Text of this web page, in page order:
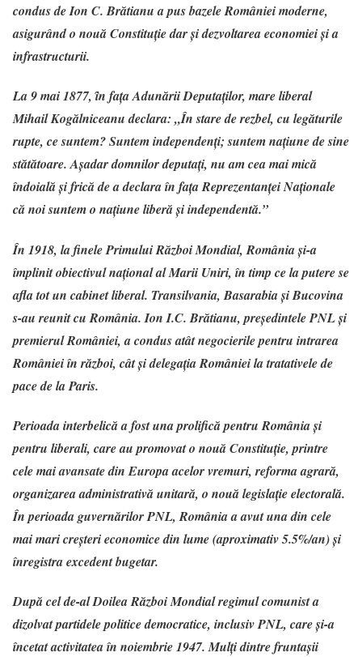
condus de Ion C. Brătianu a pus bazele României moderne,
asigurând o nouă Constituție dar și dezvoltarea economiei și a
infrastructurii.
La 9 mai 1877, ȋn faţa Adunării Deputaţilor, mare liberal
Mihail Kogălniceanu declara: „În stare de rezbel, cu legăturile
rupte, ce suntem? Suntem independenţi; suntem naţiune de sine
stătătoare. Aşadar domnilor deputaţi, nu am cea mai mică
îndoială şi frică de a declara în faţa Reprezentanţei Naţionale
că noi suntem o naţiune liberă şi independentă.”
În 1918, la finele Primului Război Mondial, România și-a
împlinit obiectivul național al Marii Uniri, în timp ce la putere se
afla tot un cabinet liberal. Transilvania, Basarabia și Bucovina
s-au reunit cu România. Ion I.C. Brătianu, președintele PNL și
premierul României, a condus atât negocierile pentru intrarea
României în război, cât și delegația României la tratativele de
pace de la Paris.
Perioada interbelică a fost una prolifică pentru România și
pentru liberali, care au promovat o nouă Constituție, printre
cele mai avansate din Europa acelor vremuri, reforma agrară,
organizarea administrativă unitară, o nouă legislație electorală.
În perioada guvernărilor PNL, România a avut una din cele
mai mari creșteri economice din lume (aproximativ 5.5%/an) și
înregistra excedent bugetar.
După cel de-al Doilea Război Mondial regimul comunist a
dizolvat partidele politice democratice, inclusiv PNL, care și-a
încetat activitatea în noiembrie 1947. Mulți dintre fruntașii